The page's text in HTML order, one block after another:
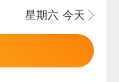
星期六 今天